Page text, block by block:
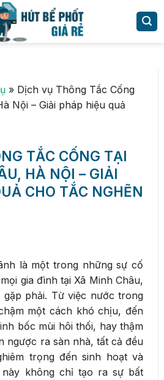
» Dịch vụ Thông Tắc Cống
Nội – Giải pháp hiệu quả
TẮC CỐNG TẠI
HÀ NỘI – GIẢI
CHO TẮC NGHẼN
là một trong những sự cố
gia đình tại Xã Minh Châu,
phải. Từ việc nước trong
một cách khó chịu, đến
bốc mùi hôi thối, hay thậm
ngược ra sàn nhà, tất cả đều
trọng đến sinh hoạt và
không chỉ tạo ra sự bất